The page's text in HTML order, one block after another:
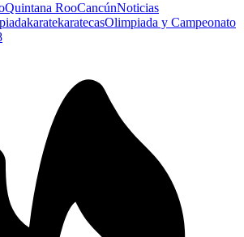
Quintana RooCancúnNoticias
karatekaratecasOlimpiada y Campeonato